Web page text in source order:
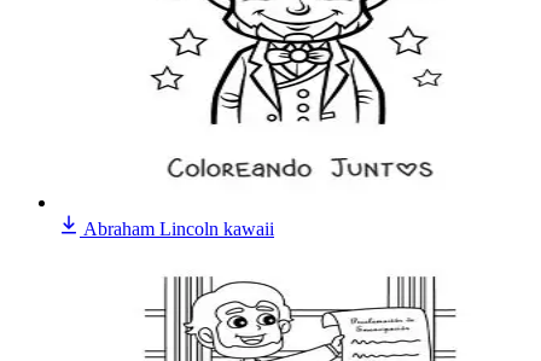
Abraham Lincoln kawaii